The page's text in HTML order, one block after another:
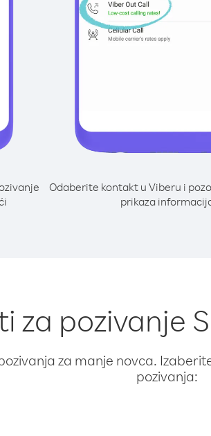
Odaberite kontakt u Viberu i
prikaza
za pozivanje
za manje novca.
pozivanja: